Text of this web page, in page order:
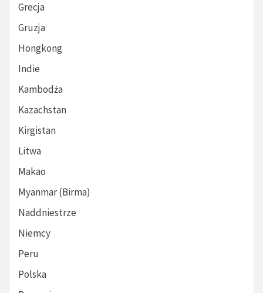
Grecja
Gruzja
Hongkong
Indie
Kambodża
Kazachstan
Kirgistan
Litwa
Makao
Myanmar (Birma)
Naddniestrze
Niemcy
Peru
Polska